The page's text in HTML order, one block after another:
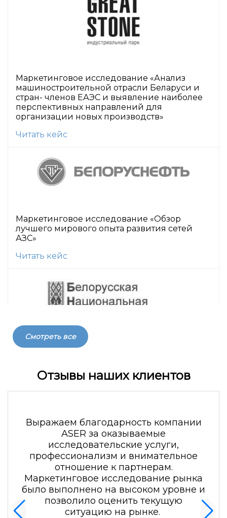
Маркетинговое исследование «Анализ
машиностроительной отрасли Беларуси и
стран- членов ЕАЭС и выявление наиболее
перспективных направлений для
организации новых производств»
Читать кейс
Маркетинговое исследование «Обзор
лучшего мирового опыта развития сетей
АЗС»
Читать кейс
Маркетинговое исследование рынка
аминокислот, витаминов, пищевых добавок
и кукурузы Беларуси и зарубежных стран
Смотреть все
Отзывы наших клиентов
Выражаем благодарность компании
ASER за оказываемые
исследовательские услуги,
профессионализм и внимательное
отношение к партнерам.
Маркетинговое исследование рынка
было выполнено на высоком уровне и
позволило оценить текущую
ситуацию на рынке.